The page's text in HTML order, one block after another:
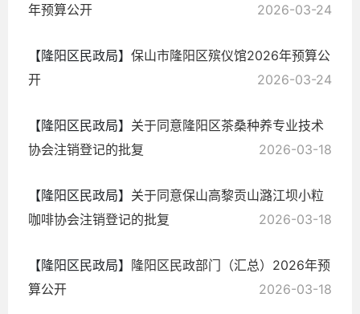
年预算公开
2026-03-24
【隆阳区民政局】 保山市隆阳区殡仪馆2026年预算公
开
2026-03-24
【隆阳区民政局】 关于同意隆阳区茶桑种养专业技术
协会注销登记的批复
2026-03-18
【隆阳区民政局】 关于同意保山高黎贡山潞江坝小粒
咖啡协会注销登记的批复
2026-03-18
【隆阳区民政局】 隆阳区民政部门（汇总）2026年预
算公开
2026-03-18